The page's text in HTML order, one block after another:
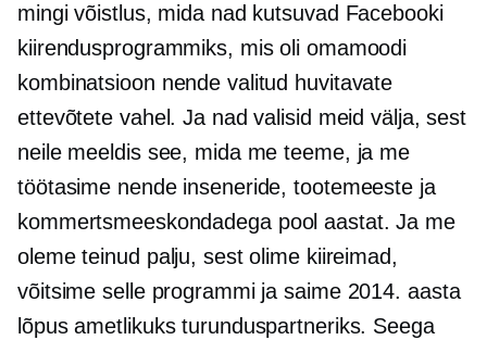
mingi võistlus, mida nad kutsuvad Facebooki
kiirendusprogrammiks, mis oli omamoodi
kombinatsioon nende valitud huvitavate
ettevõtete vahel. Ja nad valisid meid välja, sest
neile meeldis see, mida me teeme, ja me
töötasime nende inseneride, tootemeeste ja
kommertsmeeskondadega pool aastat. Ja me
oleme teinud palju, sest olime kiireimad,
võitsime selle programmi ja saime 2014. aasta
lõpus ametlikuks turunduspartneriks. Seega